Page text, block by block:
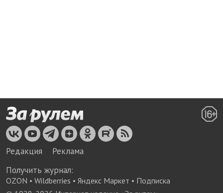
Редакция
Реклама
Получить журнал:
OZON • Wildberries • Яндекс Маркет • Подписка